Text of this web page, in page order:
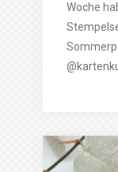
Woche